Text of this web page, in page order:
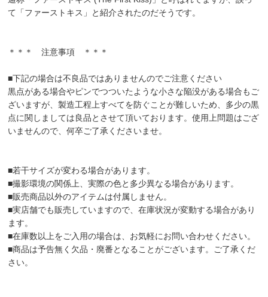
て「ファーストキス」と紹介されたのだそうです。
＊＊＊ 注意事項 ＊＊＊
■下記の場合は不良品ではありませんのでご注意ください
黒点がある場合やピンでつついたような小さな陥没がある場合もご
ざいますが、製造工程上すべてを防ぐことが難しいため、多少の黒
点に関しましては良品とさせて頂いております。使用上問題はござ
いませんので、何卒ご了承くださいませ。
■若干サイズが変わる場合があります。
■撮影環境の関係上、実際の色と多少異なる場合があります。
■販売商品以外のアイテムは付属しません。
■実店舗でも販売していますので、在庫状況が変動する場合があり
ます。
■在庫数以上をご入用の場合は、お気軽にお問い合わせください。
■商品は予告無く欠品・廃番となることがございます。ご了承くだ
さい。